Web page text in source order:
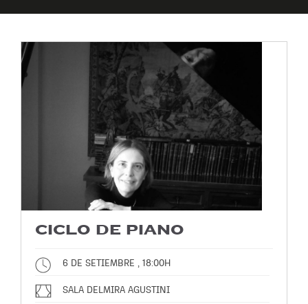
CICLO DE PIANO
6 DE SETIEMBRE , 18:00H
SALA DELMIRA AGUSTINI